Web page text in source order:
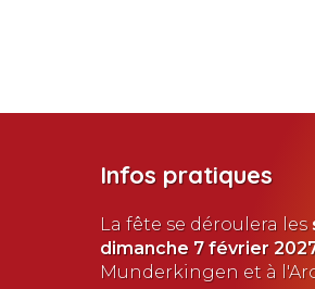
Infos pratiques
La fête se déroulera les
dimanche 7 février
Munderkingen et à